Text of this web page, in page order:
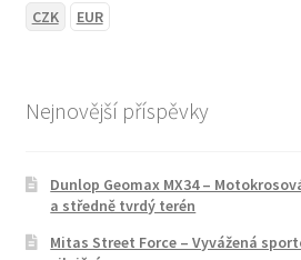
CZK EUR
Nejnovější příspěvky
Dunlop Geomax MX34 –
a středně tvrdý terén
Mitas Street Force – Vyvážená